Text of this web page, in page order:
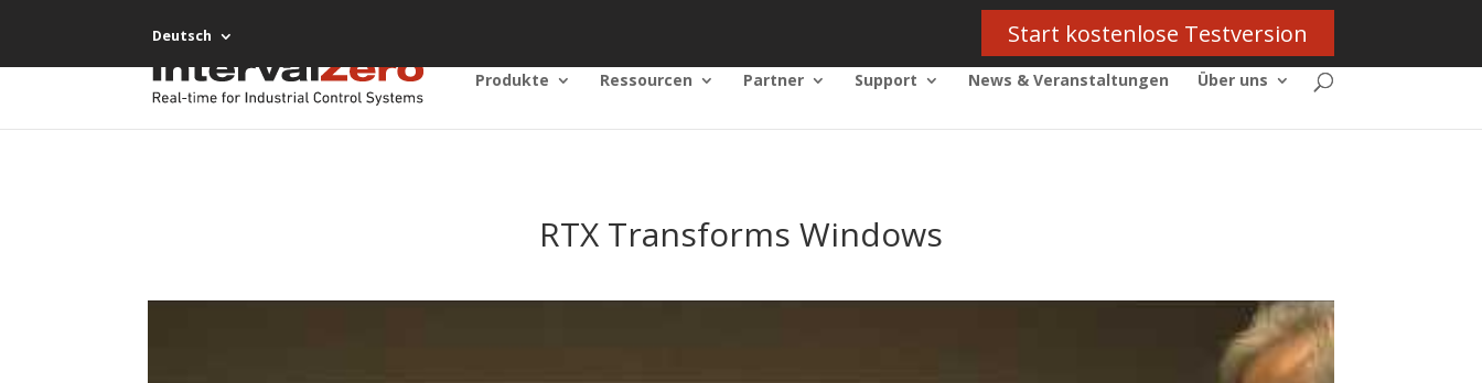
Deutsch Start kostenlose Testversion
Produkte Ressourcen Partner Support News & Veranstaltungen Über uns
RTX Transforms Windows